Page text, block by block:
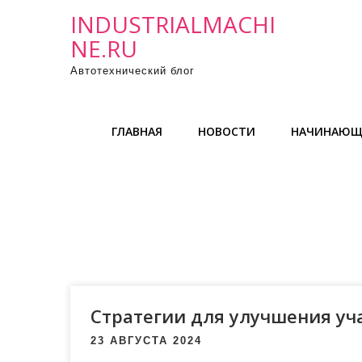
INDUSTRIALMACHI
NE.RU
Автотехнический блог
ГЛАВНАЯ НОВОСТИ
Стратегии для улучшения
23 АВГУСТА 2024